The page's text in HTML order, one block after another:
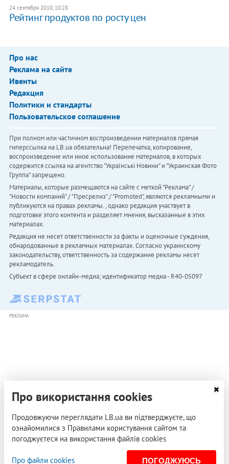
24 сентября 2010, 10:28
Рейтинг продуктов по росту цен
Про нас
Реклама на сайте
Ивенты
Редакция
Политики и стандарты
Пользовательское соглашение
При полном или частичном воспроизведении материалов прямая
гиперссылка на LB.ua обязательна! Перепечатка, копирование,
воспроизведение или иное использование материалов, в которых
содержится ссылка на агентство "Українськi Новини" и "Украинская Фото
Группа" запрещено.
Материалы, которые размещаются на сайте с меткой "Реклама" /
"Новости компаний" / "Пресрелиз" / "Promoted", являются рекламными и
публикуются на правах рекламы. , однако редакция участвует в
подготовке этого контента и разделяет мнения, высказанные в этих
материалах.
Редакция не несет ответственности за факты и оценочные суждения,
обнародованные в рекламных материалах. Согласно украинскому
законодательству, ответственность за содержание рекламы несет
рекламодатель.
Субъект в сфере онлайн-медиа; идентификатор медиа - R40-05097
РЕКЛАМА
Про використання cookies
Продовжуючи переглядати LB.ua ви підтверджуєте, що
ознайомилися з Правилами користування сайтом та
погоджуєтеся на використання файлів cookies
Про файли cookies ПОГОДЖУЮСЬ